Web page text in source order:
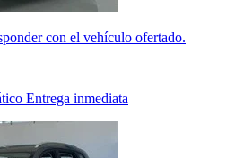
con el vehículo ofertado.
Entrega inmediata